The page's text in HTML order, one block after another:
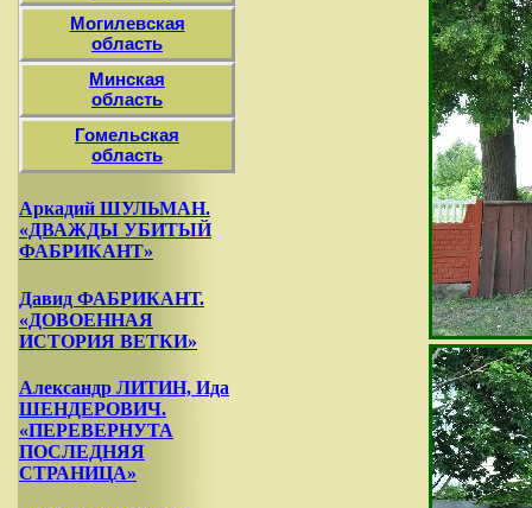
Могилевская
область
Минская
область
Гомельская
область
Аркадий ШУЛЬМАН.
«ДВАЖДЫ УБИТЫЙ
ФАБРИКАНТ»
Давид ФАБРИКАНТ.
«ДОВОЕННАЯ
ИСТОРИЯ ВЕТКИ»
Александр ЛИТИН, Ида
ШЕНДЕРОВИЧ.
«ПЕРЕВЕРНУТА
ПОСЛЕДНЯЯ
СТРАНИЦА»